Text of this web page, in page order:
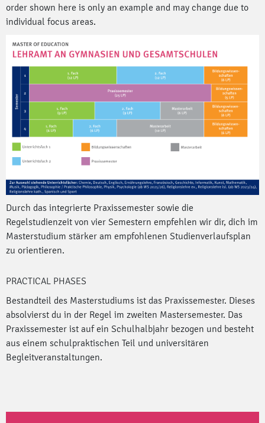
order shown here is only an example and may change due to
individual focus areas.
Durch das integrierte Praxissemester sowie die
Regelstudienzeit von vier Semestern empfehlen wir dir, dich im
Masterstudium stärker am empfohlenen Studienverlaufsplan
zu orientieren.
PRACTICAL PHASES
Bestandteil des Masterstudiums ist das Praxissemester. Dieses
absolvierst du in der Regel im zweiten Mastersemester. Das
Praxissemester ist auf ein Schulhalbjahr bezogen und besteht
aus einem schulpraktischen Teil und universitären
Begleitveranstaltungen.